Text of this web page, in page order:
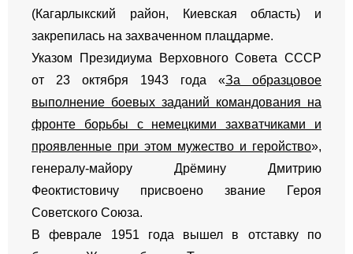
(Кагарлыкский район, Киевская область) и
закрепилась на захваченном плацдарме.
Указом Президиума Верховного Совета СССР
от 23 октября 1943 года «За образцовое
выполнение боевых заданий командования на
фронте борьбы с немецкими захватчиками и
проявленные при этом мужество и геройство»,
генералу-майору Дрёмину Дмитрию
Феоктистовичу присвоено звание Героя
Советского Союза.
В феврале 1951 года вышел в отставку по